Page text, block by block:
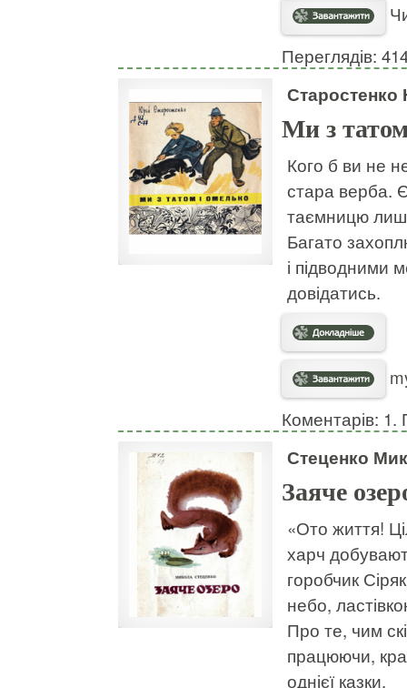
Переглядів:
Старостенко
Ми з
Кого б ви не
стара верба.
таємницю
Багато
і підводними
довідатись.
Коментарів: 1.
Стеценко
Заяче
«Ото життя!
харч
горобчик
небо,
Про те, чим
працюючи,
однієї казки.